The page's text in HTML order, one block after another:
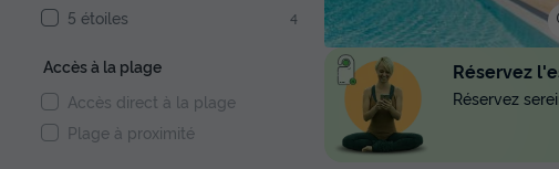
5 étoiles 4
Accès à la plage
Accès direct à la plage
Plage à proximité
Réservez
Réservez